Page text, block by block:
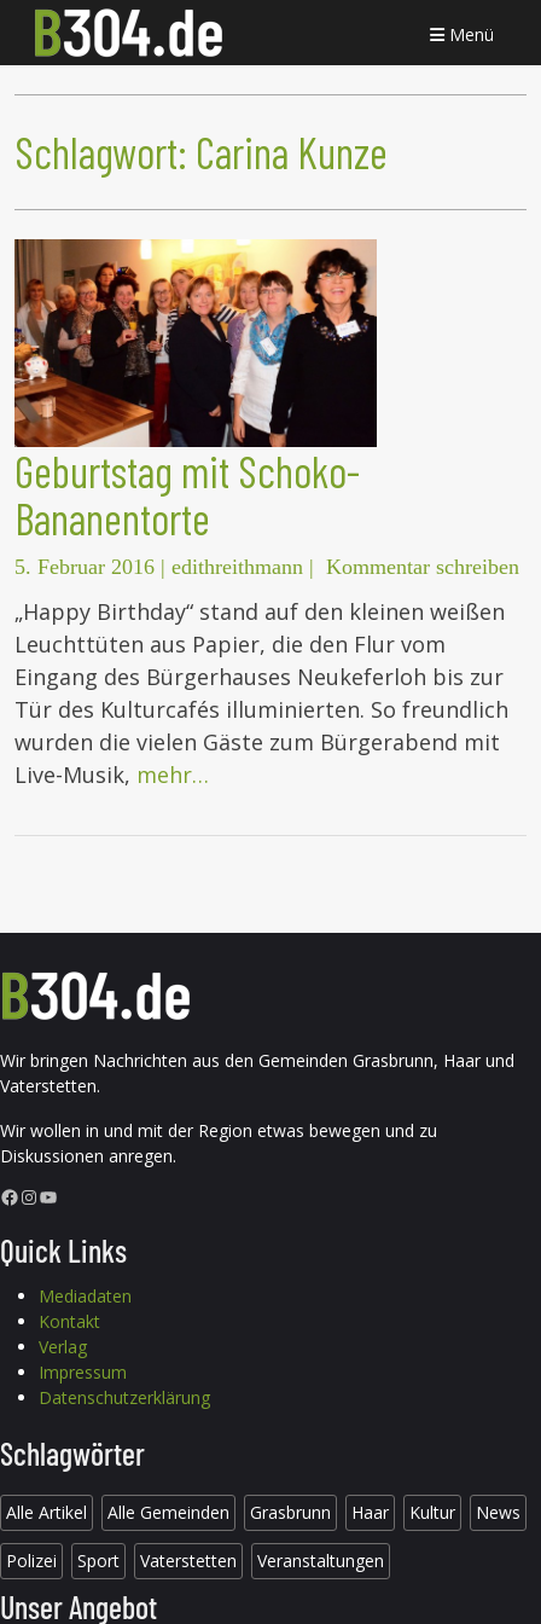
Menü
Schlagwort: Carina Kunze
Geburtstag mit Schoko-
Bananentorte
5. Februar 2016 | edithreithmann | Kommentar schreiben
„Happy Birthday“ stand auf den kleinen weißen
Leuchttüten aus Papier, die den Flur vom
Eingang des Bürgerhauses Neukeferloh bis zur
Tür des Kulturcafés illuminierten. So freundlich
wurden die vielen Gäste zum Bürgerabend mit
Live-Musik, mehr…
Wir bringen Nachrichten aus den Gemeinden Grasbrunn, Haar und
Vaterstetten.
Wir wollen in und mit der Region etwas bewegen und zu
Diskussionen anregen.
Facebook InstagramYouTube
Quick Links
Mediadaten
Kontakt
Verlag
Impressum
Datenschutzerklärung
Schlagwörter
Alle Artikel Alle Gemeinden Grasbrunn Haar Kultur News
Polizei Sport Vaterstetten Veranstaltungen
Unser Angebot